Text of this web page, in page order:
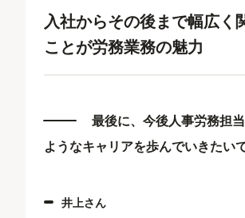
入社からその後まで幅広く
ことが労務業務の魅力
最後に、今後人事労務担
ようなキャリアを歩んでいきたい
井上さん